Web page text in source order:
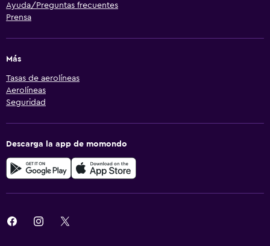
Ayuda/Preguntas frecuentes
Prensa
Más
Tasas de aerolíneas
Aerolíneas
Seguridad
Descarga la app de momondo